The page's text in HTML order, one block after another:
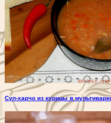
Суп-харчо из курицы в